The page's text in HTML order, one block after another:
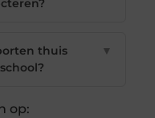
thuis
▼
op: